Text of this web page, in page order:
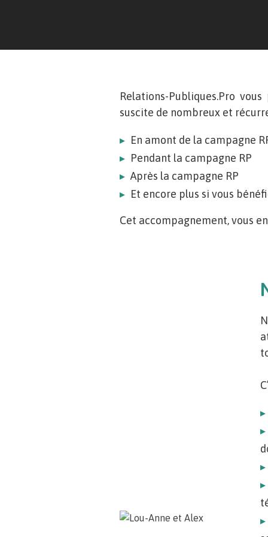
Relations-Publiques.Pro
suscite de nombreux et
En amont de la campagne
Pendant la campagne RP
Après la campagne RP
Et encore plus si vous
Cet accompagnement, vous